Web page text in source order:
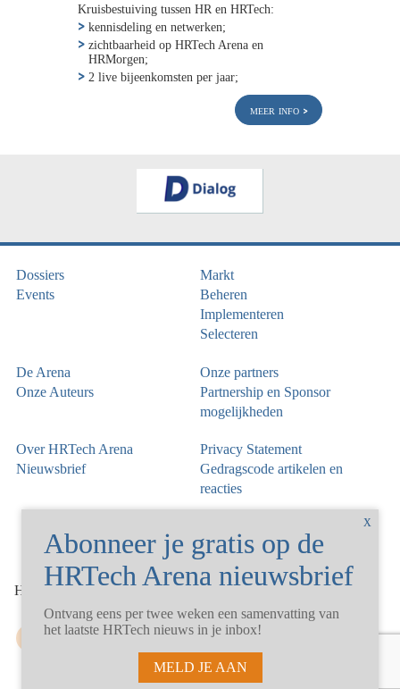
Kruisbestuiving tussen HR en HRTech:
kennisdeling en netwerken;
zichtbaarheid op HRTech Arena en
HRMorgen;
2 live bijeenkomsten per jaar;
meer info
Dossiers
Events
Markt
Beheren
Implementeren
Selecteren
De Arena
Onze Auteurs
Onze partners
Partnership en Sponsor
mogelijkheden
Over HRTech Arena
Nieuwsbrief
Privacy Statement
Gedragscode artikelen en
reacties
HRTechArena 2026©
Ontvang eens per twee weken een samenvatting van
het laatste HRTech nieuws in je inbox!
MELD JE AAN